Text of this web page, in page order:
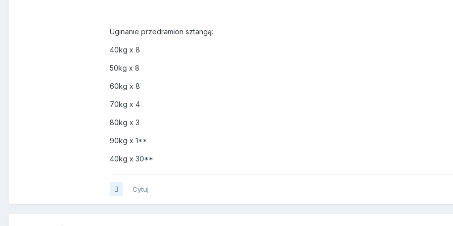
Uginanie przedramion sztangą:
40kg x 8
50kg x 8
60kg x 8
70kg x 4
80kg x 3
90kg x 1**
40kg x 30**
Cytuj